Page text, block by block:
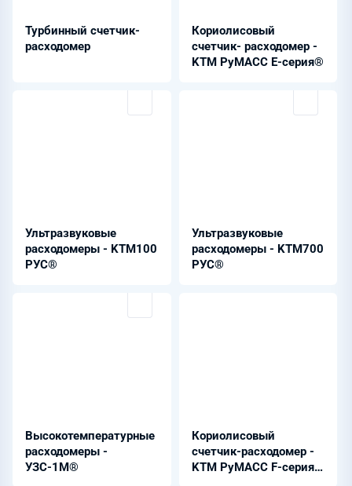
Турбинный счетчик-
расходомер
Кориолисовый
счетчик- расходомер -
KTM РуМАСС Е-серия®
Ультразвуковые
расходомеры - KTM100
РУС®
Ультразвуковые
расходомеры - KTM700
РУС®
Высокотемпературные
расходомеры -
УЗС-1М®
Кориолисовый
счетчик-расходомер -
KTM РуМАСС F-серия